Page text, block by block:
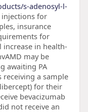
s-adenosyl-l-
injections for
insurance
for
increase in health-
may be
awaiting PA
receiving a sample
for their
bevacizumab
not receive an